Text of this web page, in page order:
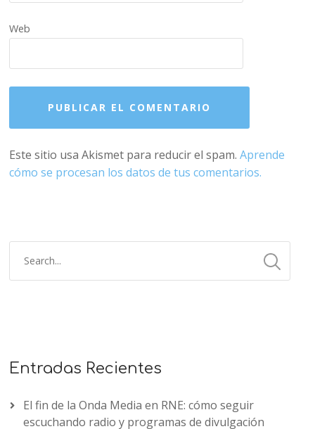
Web
Este sitio usa Akismet para reducir el spam.Aprende
cómo se procesan los datos de tus comentarios.
Entradas Recientes
El fin de la Onda Media en RNE: cómo seguir
escuchando radio y programas de divulgación